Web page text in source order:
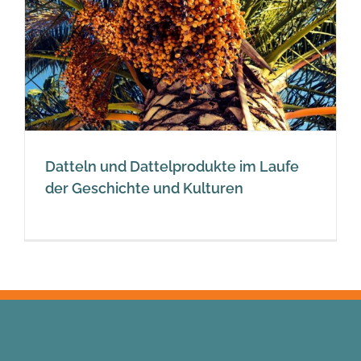
Datteln und Dattelprodukte im Laufe
der Geschichte und Kulturen